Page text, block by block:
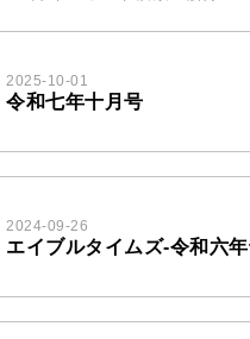
2025-10-01
令和七年十月号
2024-09-26
エイブルタイムズ-令和六